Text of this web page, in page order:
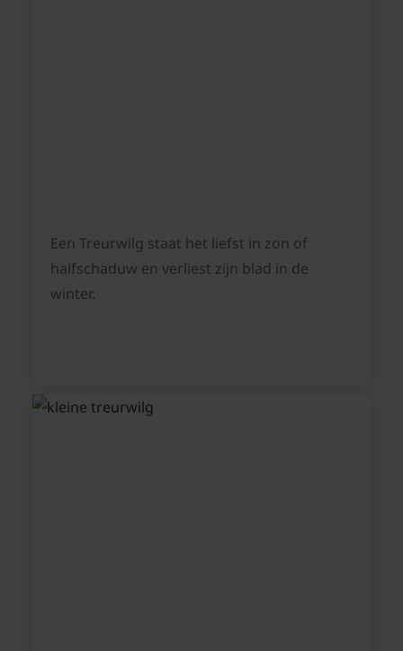
Een Treurwilg staat het liefst in zon of
halfschaduw en verliest zijn blad in de
winter.